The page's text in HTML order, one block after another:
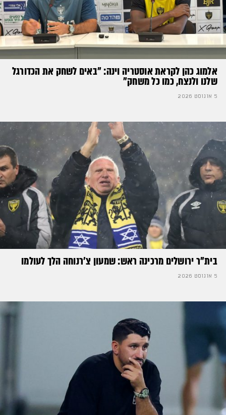
אלמוג כהן לקראת אוסטריה וינה: ״באים לשחק את הכדורגל
שלנו ולנצח, כמו כל משחק״
5 אוגוסט 2026
בית"ר ירושלים מרכינה ראש: שמעון צ'רנוחה הלך לעולמו
5 אוגוסט 2026